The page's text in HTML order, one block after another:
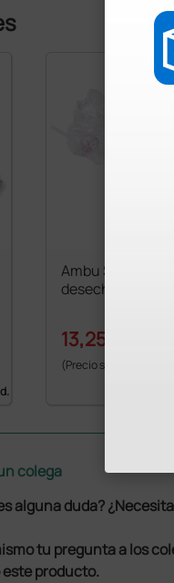
Ambu Spur II
desechable -
13,25 €
(Precio sin IVA)
colega
alguna duda?
tu pregunta a los
producto.